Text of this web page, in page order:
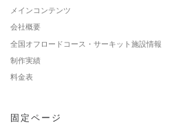
メインコンテンツ
会社概要
全国オフロードコース・サーキット施設情報
制作実績
料金表
固定ページ